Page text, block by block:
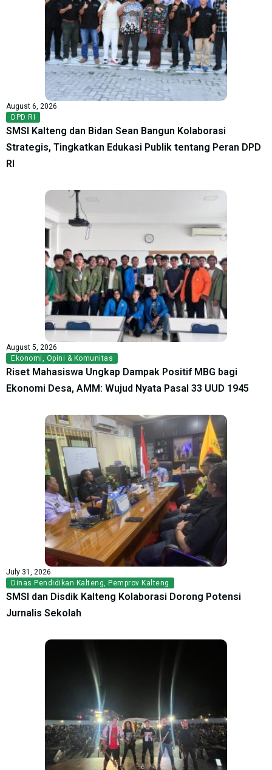
August 6, 2026
DPD RI
SMSI Kalteng dan Bidan Sean Bangun Kolaborasi
Strategis, Tingkatkan Edukasi Publik tentang Peran DPD
RI
August 5, 2026
Ekonomi, Opini & Komunitas
Riset Mahasiswa Ungkap Dampak Positif MBG bagi
Ekonomi Desa, AMM: Wujud Nyata Pasal 33 UUD 1945
July 31, 2026
Dinas Pendidikan Kalteng, Pemprov Kalteng
SMSI dan Disdik Kalteng Kolaborasi Dorong Potensi
Jurnalis Sekolah